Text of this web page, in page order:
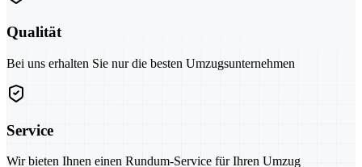
Qualität
Bei uns erhalten Sie nur die besten Umzugsunternehmen
Service
Wir bieten Ihnen einen Rundum-Service für Ihren Umzug